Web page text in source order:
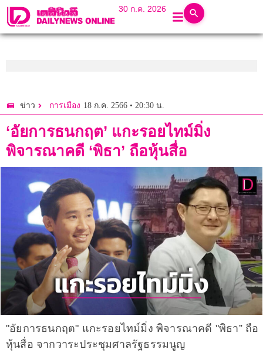
30 ก.ค. 2026
ข่าว การเมือง 18 ก.ค. 2566 • 20:30 น.
‘อัยการธนกฤต’ แกะรอยไทม์มิ่ง
พิจารณาคดี ‘พิธา’ ถือหุ้นสื่อ
"อัยการธนกฤต" แกะรอยไทม์มิ่ง พิจารณาคดี "พิธา” ถือ
หุ้นสื่อ จากวาระประชุมศาลรัฐธรรมนูญ